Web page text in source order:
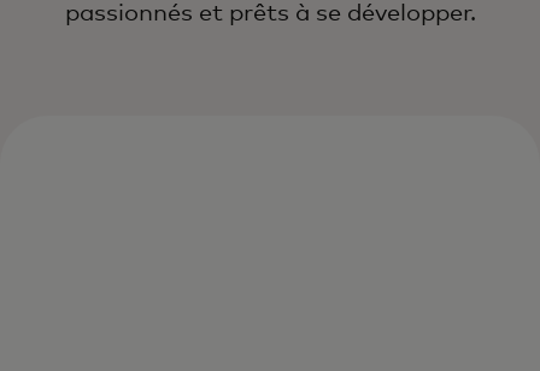
passionnés et prêts à se développer.